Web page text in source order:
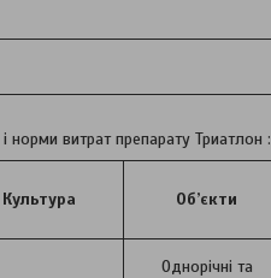
норми витрат препарату Триатлон :
Культура Об’єкти
Однорічні та